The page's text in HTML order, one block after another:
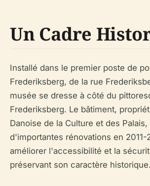
Un Cadre
Installé dans le premier poste de
Frederiksberg, de la rue
musée se dresse à côté du
Frederiksberg. Le bâtiment,
Danoise de la Culture et des
d'importantes rénovations en 2011-
améliorer l'accessibilité et la
préservant son caractère historique.